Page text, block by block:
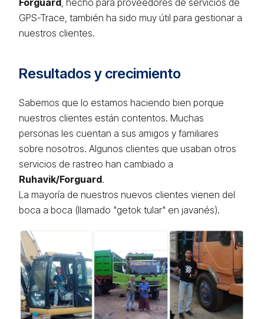
Forguard , hecho para proveedores de servicios de
GPS-Trace, también ha sido muy útil para gestionar a
nuestros clientes.
Resultados y crecimiento
Sabemos que lo estamos haciendo bien porque
nuestros clientes están contentos. Muchas
personas les cuentan a sus amigos y familiares
sobre nosotros. Algunos clientes que usaban otros
servicios de rastreo han cambiado a
Ruhavik/Forguard.
La mayoría de nuestros nuevos clientes vienen del
boca a boca (llamado "getok tular" en javanés).